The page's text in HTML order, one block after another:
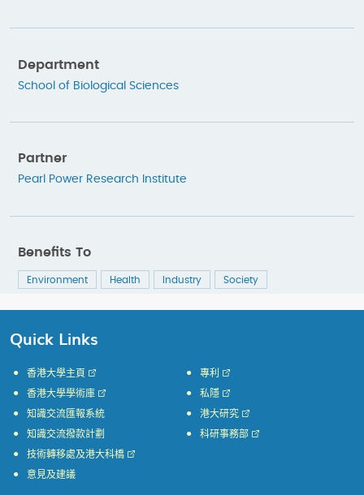
Department
School of Biological Sciences
Partner
Pearl Power Research Institute
Benefits To
Environment Health Industry Society
Quick Links
香港大學主頁
香港大學學術庫
知識交流匯報系統
知識交流撥款計劃
專利
私隱
港大研究
科研事務部
技術轉移處及港大科橋
意見及建議